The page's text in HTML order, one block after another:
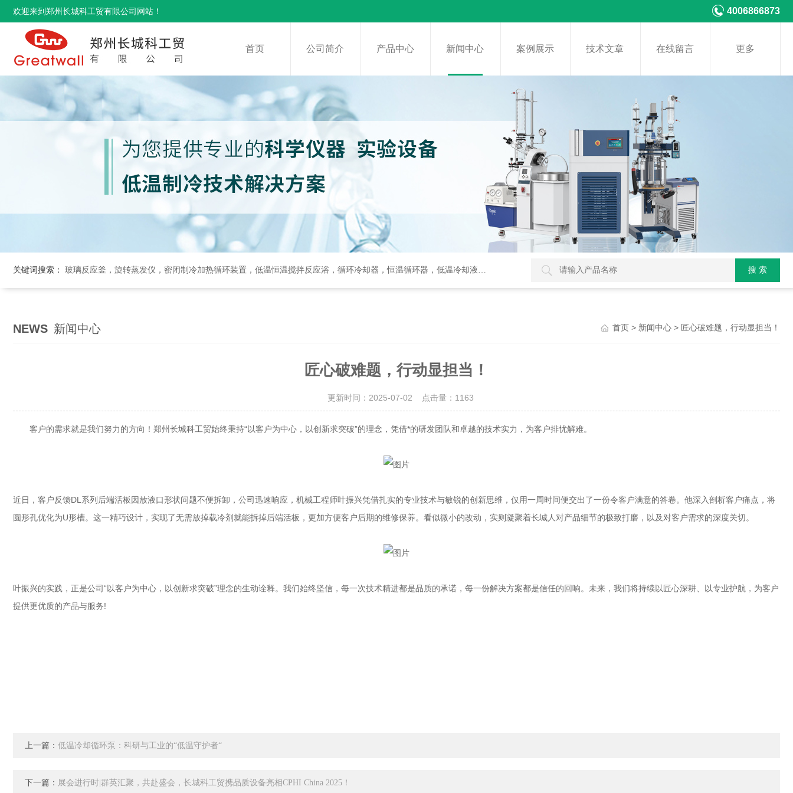
欢迎来到郑州长城科工贸有限公司网站！ 4006866873
首页 公司简介 产品中心 新闻中心 案例展示 技术文章 在线留言 更多
关键词搜索： 玻璃反应釜，旋转蒸发仪，密闭制冷加热循环装置，低温恒温搅拌反应浴，循环冷却器，恒温循环器，低温冷却液循环泵，循环水式多用真空泵，集热式恒温磁力搅拌浴等
NEWS 新闻中心 首页 > 新闻中心 > 匠心破难题，行动显担当！
匠心破难题，行动显担当！
更新时间：2025-07-02 点击量： 1163
客户的需求就是我们努力的方向！郑州长城科工贸始终秉持“以客户为中心，以创新求突破”的理念，凭借*的研发团队和卓越的技术实力，为客户排忧解难。
近日，客户反馈DL系列后端活板因放液口形状问题不便拆卸，公司迅速响应，机械工程师叶振兴凭借扎实的专业技术与敏锐的创新思维，仅用一周时间便交出了一份令客户满意的答卷。他深入剖析客户痛点，将
圆形孔优化为U形槽。这一精巧设计，实现了无需放掉载冷剂就能拆掉后端活板，更加方便客户后期的维修保养。看似微小的改动，实则凝聚着长城人对产品细节的极致打磨，以及对客户需求的深度关切。
叶振兴的实践，正是公司“以客户为中心，以创新求突破”理念的生动诠释。我们始终坚信，每一次技术精进都是品质的承诺，每一份解决方案都是信任的回响。未来，我们将持续以匠心深耕、以专业护航，为客户
提供更优质的产品与服务!
上一篇： 低温冷却循环泵：科研与工业的“低温守护者“
下一篇： 展会进行时|群英汇聚，共赴盛会，长城科工贸携品质设备亮相CPHI China 2025！